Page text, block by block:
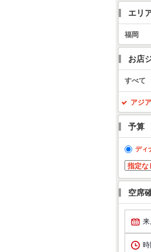
エリ
福岡
お店
すべて
アジ
予算
ディ
空席